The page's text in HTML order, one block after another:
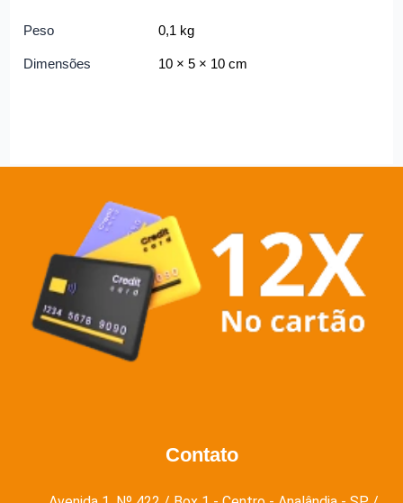
Peso 0,1 kg
Dimensões 10 × 5 × 10 cm
Contato